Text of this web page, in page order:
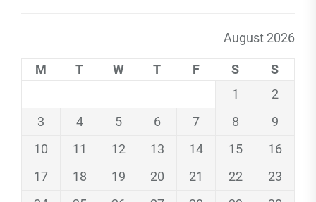
August 2026
M T W T F S
S
1
2
3
4 5 6 7 8
9
10
11 12 13 14 15
16
17
18 19 20 21 22
23